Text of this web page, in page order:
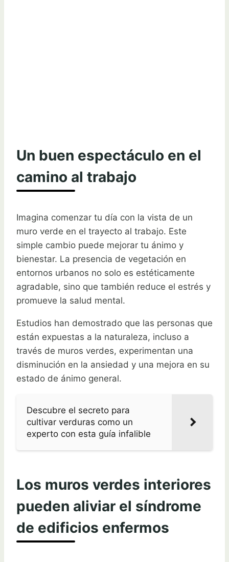
Un buen espectáculo en el
camino al trabajo
Imagina comenzar tu día con la vista de un
muro verde en el trayecto al trabajo. Este
simple cambio puede mejorar tu ánimo y
bienestar. La presencia de vegetación en
entornos urbanos no solo es estéticamente
agradable, sino que también reduce el estrés y
promueve la salud mental.
Estudios han demostrado que las personas que
están expuestas a la naturaleza, incluso a
través de muros verdes, experimentan una
disminución en la ansiedad y una mejora en su
estado de ánimo general.
Descubre el secreto para
cultivar verduras como un
experto con esta guía infalible
Los muros verdes interiores
pueden aliviar el síndrome
de edificios enfermos